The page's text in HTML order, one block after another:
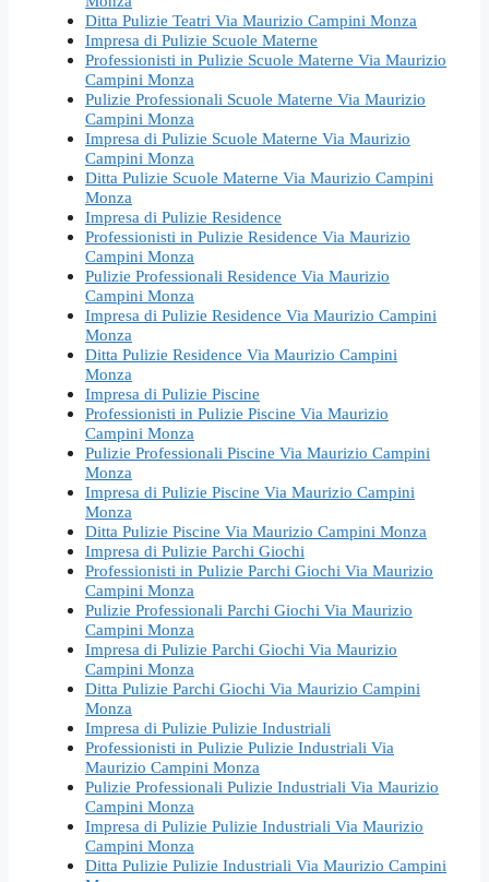
Ditta Pulizie Teatri Via Maurizio Campini Monza
Impresa di Pulizie Scuole Materne
Professionisti in Pulizie Scuole Materne Via Maurizio
Campini Monza
Pulizie Professionali Scuole Materne Via Maurizio
Campini Monza
Impresa di Pulizie Scuole Materne Via Maurizio
Campini Monza
Ditta Pulizie Scuole Materne Via Maurizio Campini
Monza
Impresa di Pulizie Residence
Professionisti in Pulizie Residence Via Maurizio
Campini Monza
Pulizie Professionali Residence Via Maurizio
Campini Monza
Impresa di Pulizie Residence Via Maurizio Campini
Monza
Ditta Pulizie Residence Via Maurizio Campini
Monza
Impresa di Pulizie Piscine
Professionisti in Pulizie Piscine Via Maurizio
Campini Monza
Pulizie Professionali Piscine Via Maurizio Campini
Monza
Impresa di Pulizie Piscine Via Maurizio Campini
Monza
Ditta Pulizie Piscine Via Maurizio Campini Monza
Impresa di Pulizie Parchi Giochi
Professionisti in Pulizie Parchi Giochi Via Maurizio
Campini Monza
Pulizie Professionali Parchi Giochi Via Maurizio
Campini Monza
Impresa di Pulizie Parchi Giochi Via Maurizio
Campini Monza
Ditta Pulizie Parchi Giochi Via Maurizio Campini
Monza
Impresa di Pulizie Pulizie Industriali
Professionisti in Pulizie Pulizie Industriali Via
Maurizio Campini Monza
Pulizie Professionali Pulizie Industriali Via Maurizio
Campini Monza
Impresa di Pulizie Pulizie Industriali Via Maurizio
Campini Monza
Ditta Pulizie Pulizie Industriali Via Maurizio Campini